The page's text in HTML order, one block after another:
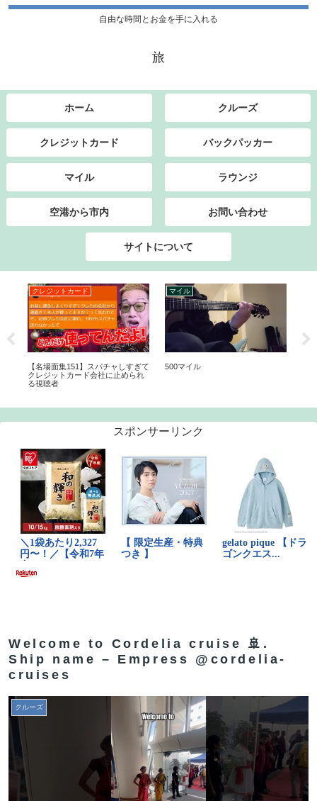
自由な時間とお金を手に入れる
旅
ホーム クルーズ
クレジットカード バックパッカー
マイル ラウンジ
空港から市内 お問い合わせ
サイトについて
クレジットカード
【名場面集151】スパチャしすぎて
クレジットカード会社に止められ
る視聴者
マイル
500マイル
スポンサーリンク
Welcome to Cordelia cruise 🚢.
Ship name – Empress @cordelia-
cruises
クルーズ